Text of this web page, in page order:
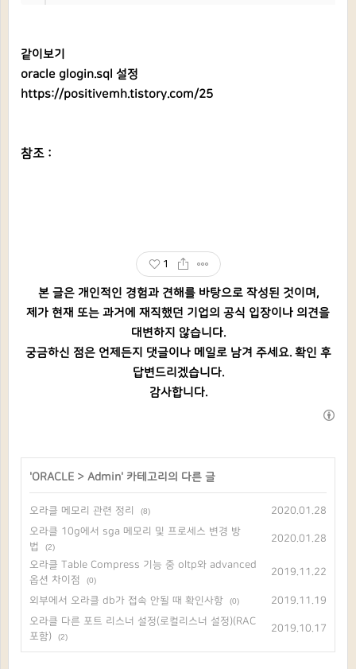
같이보기
oracle glogin.sql 설정
https://positivemh.tistory.com/25
참조 :
1
본 글은 개인적인 경험과 견해를 바탕으로 작성된 것이며,
제가 현재 또는 과거에 재직했던 기업의 공식 입장이나 의견을
대변하지 않습니다.
궁금하신 점은 언제든지 댓글이나 메일로 남겨 주세요. 확인 후
답변드리겠습니다.
감사합니다.
'ORACLE > Admin' 카테고리의 다른 글
오라클 메모리 관련 정리 (8)
2020.01.28
오라클 10g에서 sga 메모리 및 프로세스 변경 방
법
(2)
2020.01.28
오라클 Table Compress 기능 중 oltp와 advanced
옵션 차이점
(0)
2019.11.22
외부에서 오라클 db가 접속 안될 때 확인사항 (0)
2019.11.19
오라클 다른 포트 리스너 설정(로컬리스너 설정)(RAC
포함)
(2)
2019.10.17